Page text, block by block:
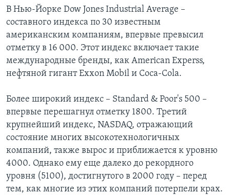
В Нью-Йорке Dow Jones Industrial Average –
составного индекса по 30 известным
американским компаниям, впервые превысил
отметку в 16 000. Этот индекс включает такие
международные бренды, как American Experss,
нефтяной гигант Exxon Mobil и Coca-Cola.
Более широкий индекс – Standard & Poor's 500 –
впервые перешагнул отметку 1800. Третий
крупнейший индекс, NASDAQ, отражающий
состояние многих высокотехнологичных
компаний, также вырос и приближается к уровню
4000. Однако ему еще далеко до рекордного
уровня (5100), достигнутого в 2000 году – перед
тем, как многие из этих компаний потерпели крах.